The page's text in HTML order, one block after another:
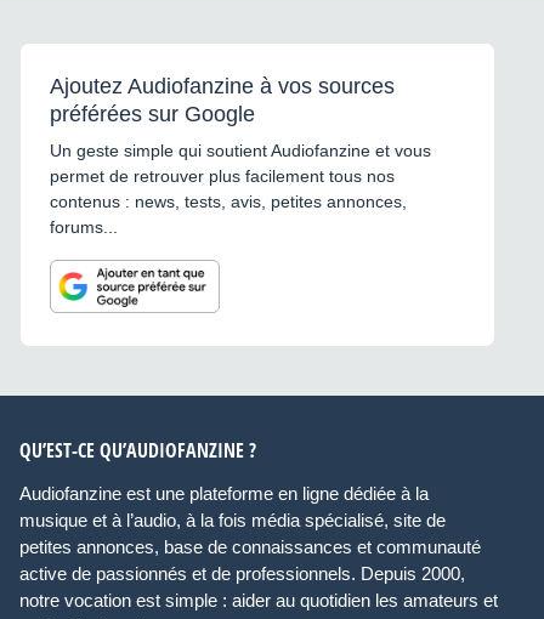
Ajoutez Audiofanzine à vos sources
préférées sur Google
Un geste simple qui soutient Audiofanzine et vous
permet de retrouver plus facilement tous nos
contenus : news, tests, avis, petites annonces,
forums...
QU’EST-CE QU’AUDIOFANZINE ?
Audiofanzine est une plateforme en ligne dédiée à la
musique et à l’audio, à la fois média spécialisé, site de
petites annonces, base de connaissances et communauté
active de passionnés et de professionnels. Depuis 2000,
notre vocation est simple : aider au quotidien les amateurs et